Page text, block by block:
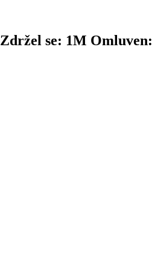
Zdržel se: 1M Omluven: